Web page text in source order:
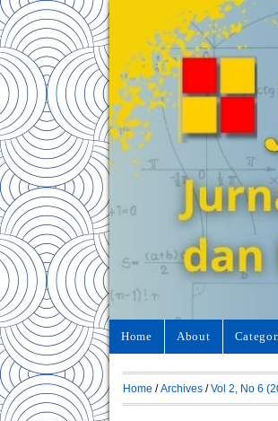
Home About
Home /Archives /Vol 2, No 6